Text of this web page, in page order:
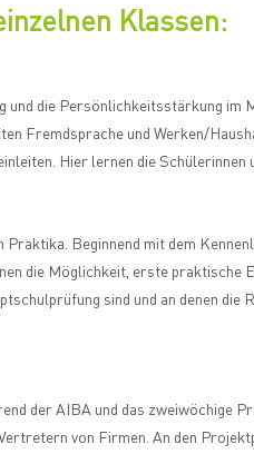
Klassen:
und die Persönlichkeitsstärkung im
Fremdsprache und Werken/
Hier lernen die
Praktika. Beginnend mit dem
die Möglichkeit, erste
sind und an denen
der AIBA und das
von Firmen. An den